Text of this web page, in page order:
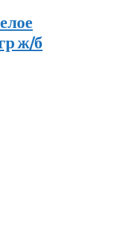
ж/б